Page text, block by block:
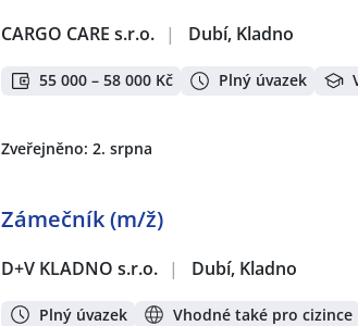
CARGO CARE s.r.o. | Dubí, Kladno
55 000 – 58 000 Kč Plný úvazek
Zveřejněno: 2. srpna
Zámečník (m/ž)
D+V KLADNO s.r.o. | Dubí, Kladno
Plný úvazek Vhodné také pro cizince